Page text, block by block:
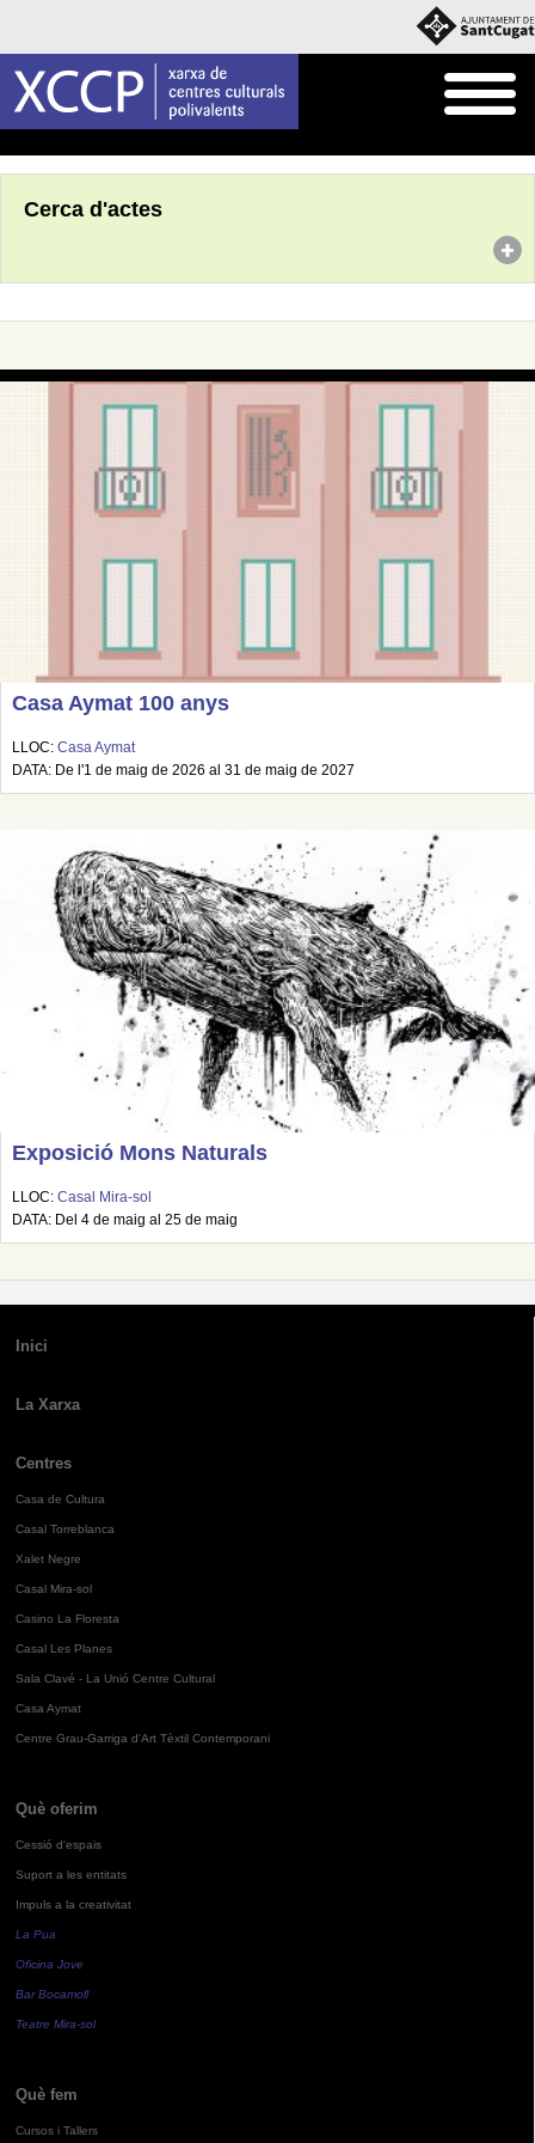
Cerca d'actes
Casa Aymat 100 anys
LLOC: Casa Aymat
DATA: De l'1 de maig de 2026 al 31 de maig de 2027
Exposició Mons Naturals
LLOC: Casal Mira-sol
DATA: Del 4 de maig al 25 de maig
Inici
La Xarxa
Centres
Casa de Cultura
Casal Torreblanca
Xalet Negre
Casal Mira-sol
Casino La Floresta
Casal Les Planes
Sala Clavé - La Unió Centre Cultural
Casa Aymat
Centre Grau-Garriga d'Art Tèxtil Contemporani
Què oferim
Cessió d'espais
Suport a les entitats
Impuls a la creativitat
La Pua
Oficina Jove
Bar Bocamoll
Teatre Mira-sol
Què fem
Cursos i Tallers